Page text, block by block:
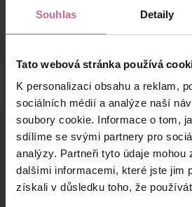
Souhlas Detaily
Tato webová stránka používá
K personalizaci obsahu a reklam,
sociálních médií a analýze naší
soubory cookie. Informace o tom,
sdílíme se svými partnery pro
analýzy. Partneři tyto údaje mohou
dalšími informacemi, které jste jim
získali v důsledku toho, že
keyboard_arrow_left 1 2 4
Výsledky těžby
Aktuální
2 519,00 Kč